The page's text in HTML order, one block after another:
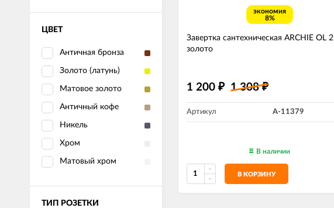
ЦВЕТ
Античная бронза
Золото (латунь)
Матовое золото
Античный кофе
Никель
Хром
Матовый хром
ТИП РОЗЕТКИ
экономия
8%
Завертка сантехническая ARCHIE OL 2
золото
1 200 ₽ 1 308₽
Артикул A-11379
В наличии
В КОРЗИНУ